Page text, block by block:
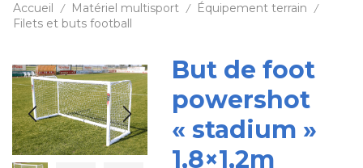
Accueil / Matériel multisport / Équipement terrain /
Filets et buts football
But de foot
powershot
« stadium »
1,8×1,2m